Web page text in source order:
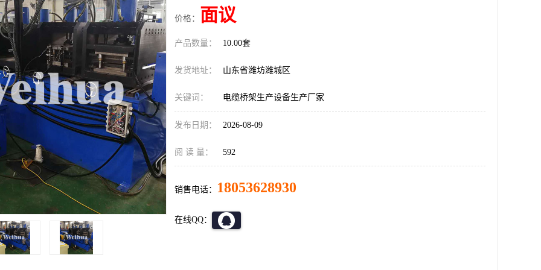
价格： 面议
产品数量： 10.00套
发货地址： 山东省潍坊潍城区
关键词： 电缆桥架生产设备生产厂家
发布日期： 2026-08-09
阅 读 量： 592
销售电话： 18053628930
在线QQ：